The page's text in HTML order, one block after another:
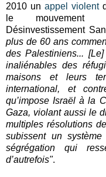
2010 un appel violent
le mouvement
Désinvestissement
plus de 60 ans
des Palestiniens...
inaliénables des
maisons et leurs
international, et
qu’impose Israël à la
Gaza, violant aussi le
multiples résolutions
subissent un
ségrégation qui
d’autrefois".